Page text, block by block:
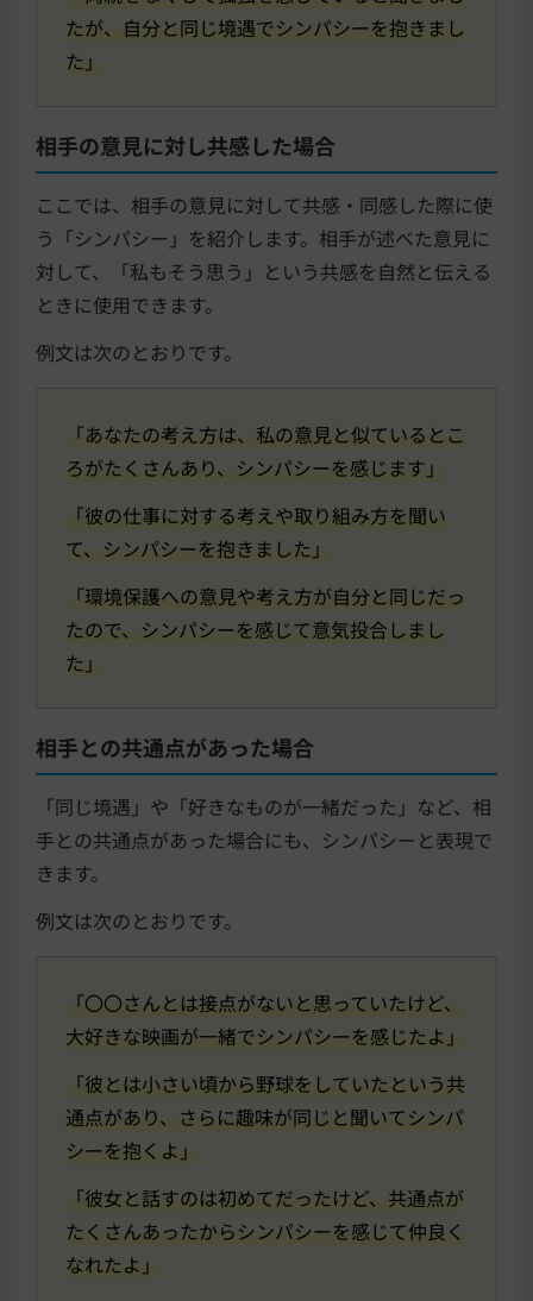
たが、自分と同じ境遇でシンパシーを抱きまし
た」
相手の意見に対し共感した場合
ここでは、相手の意見に対して共感・同感した際に使
う「シンパシー」を紹介します。相手が述べた意見に
対して、「私もそう思う」という共感を自然と伝える
ときに使用できます。
例文は次のとおりです。
「あなたの考え方は、私の意見と似ているとこ
ろがたくさんあり、シンパシーを感じます」
「彼の仕事に対する考えや取り組み方を聞い
て、シンパシーを抱きました」
「環境保護への意見や考え方が自分と同じだっ
たので、シンパシーを感じて意気投合しまし
た」
相手との共通点があった場合
「同じ境遇」や「好きなものが一緒だった」など、相
手との共通点があった場合にも、シンパシーと表現で
きます。
例文は次のとおりです。
「〇〇さんとは接点がないと思っていたけど、
大好きな映画が一緒でシンパシーを感じたよ」
「彼とは小さい頃から野球をしていたという共
通点があり、さらに趣味が同じと聞いてシンパ
シーを抱くよ」
「彼女と話すのは初めてだったけど、共通点が
たくさんあったからシンパシーを感じて仲良く
なれたよ」